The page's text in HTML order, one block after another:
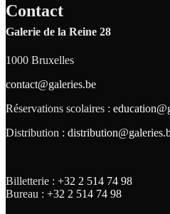
Contact
Galerie de la Reine 28
1000 Bruxelles
contact@galeries.be
Réservations scolaires :
Distribution :
Billetterie : +32 2 514 74 98
Bureau : +32 2 514 74 98